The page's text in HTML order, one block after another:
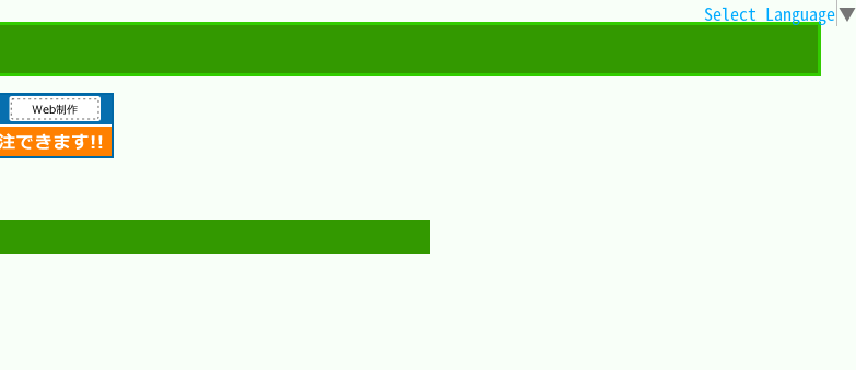
Select Language▼